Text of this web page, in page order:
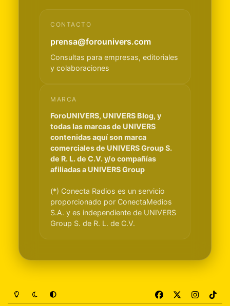
CONTACTO
prensa@forounivers.com
Consultas para empresas, editoriales
y colaboraciones
MARCA
ForoUNIVERS, UNIVERS Blog, y
todas las marcas de UNIVERS
contenidas aquí son marca
comerciales de UNIVERS Group S.
de R. L. de C.V. y/o compañías
afiliadas a UNIVERS Group
(*) Conecta Radios es un servicio
proporcionado por ConectaMedios
S.A. y es independiente de UNIVERS
Group S. de R. L. de C.V.
Light ModeDark ModeSystem Preference
a
n
i